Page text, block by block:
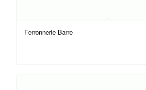
Ferronnerie Barre